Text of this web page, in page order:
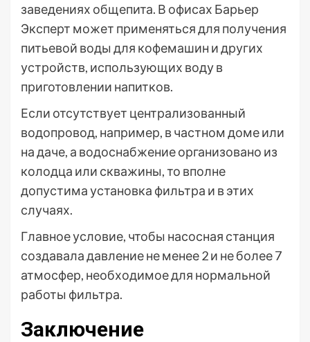
заведениях общепита. В офисах Барьер
Эксперт может применяться для получения
питьевой воды для кофемашин и других
устройств, использующих воду в
приготовлении напитков.
Если отсутствует централизованный
водопровод, например, в частном доме или
на даче, а водоснабжение организовано из
колодца или скважины, то вполне
допустима установка фильтра и в этих
случаях.
Главное условие, чтобы насосная станция
создавала давление не менее 2 и не более 7
атмосфер, необходимое для нормальной
работы фильтра.
Заключение